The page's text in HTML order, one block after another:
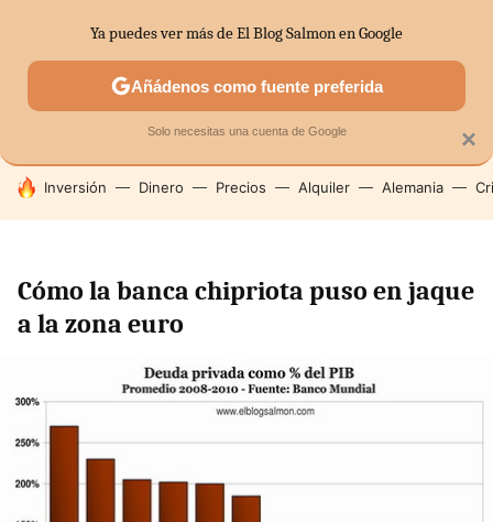
SECTORES ECONOMÍA DOMÉSTICA MERCADOS
HOY SE HABLA DE
Inversión Dinero Precios Alquiler Alemania
Cómo la banca chipriota puso en jaque
a la zona euro
×
Ya puedes ver más de El Blog Salmon en Google
Añádenos como fuente preferida
Solo necesitas una cuenta de Google